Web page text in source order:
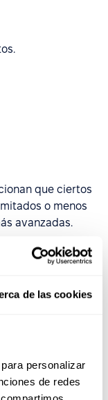
de las cookies
personalizar
de redes
que ciertos
o menos
avanzadas.
básicas y